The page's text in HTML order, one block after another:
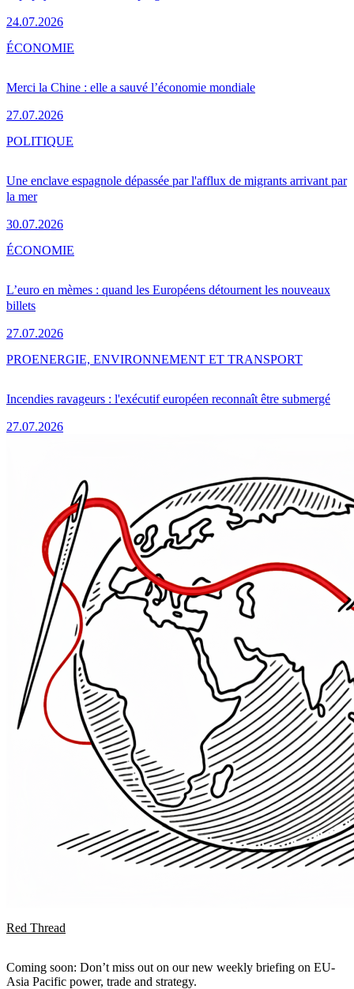
24.07.2026
Merci la Chine : elle a sauvé l’économie mondiale
27.07.2026
ÉCONOMIE
Une enclave espagnole dépassée par l'afflux de migrants arrivant par
la mer
30.07.2026
POLITIQUE
L’euro en mèmes : quand les Européens détournent les nouveaux
billets
27.07.2026
ÉCONOMIE
Incendies ravageurs : l'exécutif européen reconnaît être submergé
27.07.2026
PROENERGIE, ENVIRONNEMENT ET TRANSPORT
Red Thread
Coming soon: Don’t miss out on our new weekly briefing on EU-
Asia Pacific power, trade and strategy.